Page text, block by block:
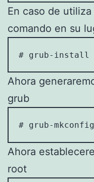
En caso de
comando en su
# grub-install
Ahora
grub
# grub-
Ahora
root